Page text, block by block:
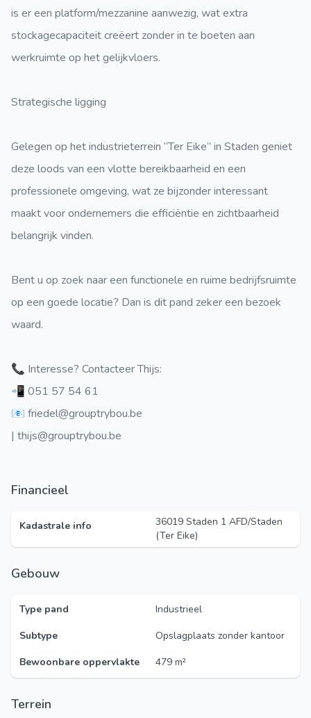
is er een platform/mezzanine aanwezig, wat extra
stockagecapaciteit creëert zonder in te boeten aan
werkruimte op het gelijkvloers.
Strategische ligging
Gelegen op het industrieterrein “Ter Eike” in Staden geniet
deze loods van een vlotte bereikbaarheid en een
professionele omgeving, wat ze bijzonder interessant
maakt voor ondernemers die efficiëntie en zichtbaarheid
belangrijk vinden.
Bent u op zoek naar een functionele en ruime bedrijfsruimte
op een goede locatie? Dan is dit pand zeker een bezoek
waard.
📞 Interesse? Contacteer Thijs:
📲 051 57 54 61
📧 friedel@grouptrybou.be
| thijs@grouptrybou.be
Financieel
Kadastrale info
36019 Staden 1 AFD/Staden
(Ter Eike)
Gebouw
Type pand
Industrieel
Subtype
Opslagplaats zonder kantoor
Bewoonbare oppervlakte
479 m²
Terrein